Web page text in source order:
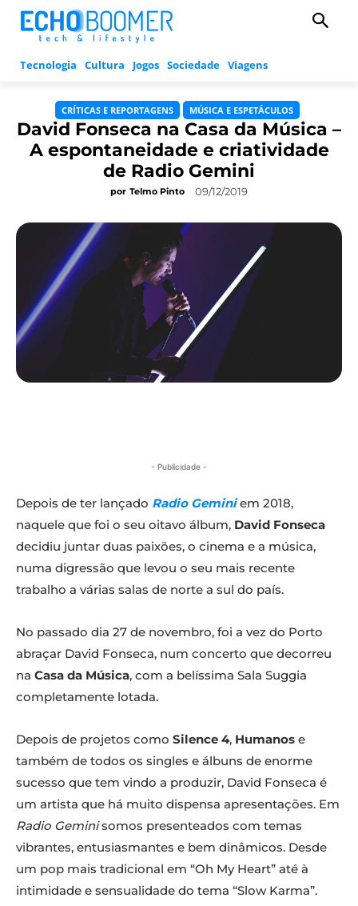
Tecnologia Cultura Jogos Sociedade Viagens
CRÍTICAS E REPORTAGENS MÚSICA E ESPETÁCULOS
David Fonseca na Casa da Música –
A espontaneidade e criatividade
de Radio Gemini
por Telmo Pinto 09/12/2019
- Publicidade -
Depois de ter lançado Radio Geminiem 2018,
naquele que foi o seu oitavo álbum, David Fonseca
decidiu juntar duas paixões, o cinema e a música,
numa digressão que levou o seu mais recente
trabalho a várias salas de norte a sul do país.
No passado dia 27 de novembro, foi a vez do Porto
abraçar David Fonseca, num concerto que decorreu
na Casa da Música, com a belíssima Sala Suggia
completamente lotada.
Depois de projetos como Silence 4, Humanos e
também de todos os singles e álbuns de enorme
sucesso que tem vindo a produzir, David Fonseca é
um artista que há muito dispensa apresentações. Em
Radio Geminisomos presenteados com temas
vibrantes, entusiasmantes e bem dinâmicos. Desde
um pop mais tradicional em “Oh My Heart” até à
intimidade e sensualidade do tema “Slow Karma”.